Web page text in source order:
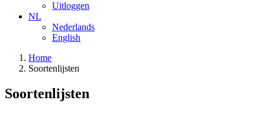
Uitloggen
NL
Nederlands
English
Home
Soortenlijsten
Soortenlijsten